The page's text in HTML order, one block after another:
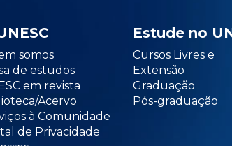
somos
de estudos
em revista
Acervo
à Comunidade
de Privacidade
Estude no
Cursos Livres e
Extensão
Graduação
Pós-graduação